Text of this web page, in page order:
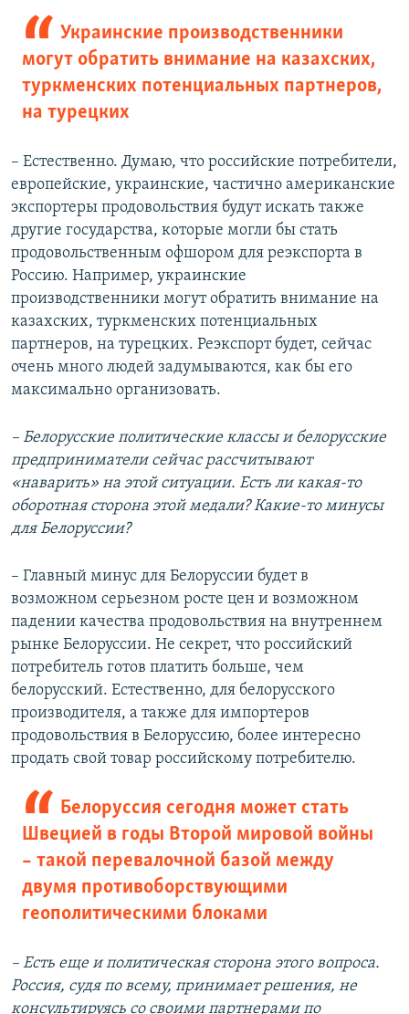
Украинские производственники
могут обратить внимание на казахских,
туркменских потенциальных партнеров,
на турецких
– Естественно. Думаю, что российские потребители,
европейские, украинские, частично американские
экспортеры продовольствия будут искать также
другие государства, которые могли бы стать
продовольственным офшором для реэкспорта в
Россию. Например, украинские
производственники могут обратить внимание на
казахских, туркменских потенциальных
партнеров, на турецких. Реэкспорт будет, сейчас
очень много людей задумываются, как бы его
максимально организовать.
– Белорусские политические классы и белорусские
предприниматели сейчас рассчитывают
«наварить» на этой ситуации. Есть ли какая-то
оборотная сторона этой медали? Какие-то минусы
для Белоруссии?
– Главный минус для Белоруссии будет в
возможном серьезном росте цен и возможном
падении качества продовольствия на внутреннем
рынке Белоруссии. Не секрет, что российский
потребитель готов платить больше, чем
белорусский. Естественно, для белорусского
производителя, а также для импортеров
продовольствия в Белоруссию, более интересно
продать свой товар российскому потребителю.
Белоруссия сегодня может стать
Швецией в годы Второй мировой войны
– такой перевалочной базой между
двумя противоборствующими
геополитическими блоками
– Есть еще и политическая сторона этого вопроса.
Россия, судя по всему, принимает решения, не
консультируясь со своими партнерами по